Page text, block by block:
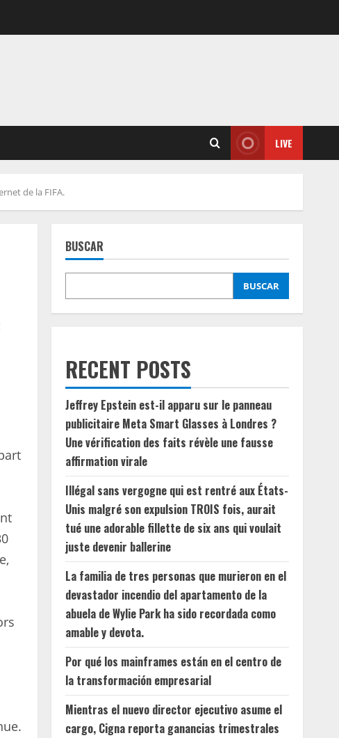
LIVE
de la FIFA.
BUSCAR
BUSCAR
RECENT POSTS
Jeffrey Epstein est-il apparu sur le panneau
publicitaire Meta Smart Glasses à Londres ?
Une vérification des faits révèle une fausse
affirmation virale
Illégal sans vergogne qui est rentré aux États-
Unis malgré son expulsion TROIS fois, aurait
tué une adorable fillette de six ans qui voulait
juste devenir ballerine
La familia de tres personas que murieron en el
devastador incendio del apartamento de la
abuela de Wylie Park ha sido recordada como
amable y devota.
Por qué los mainframes están en el centro de
la transformación empresarial
Mientras el nuevo director ejecutivo asume el
cargo, Cigna reporta ganancias trimestrales